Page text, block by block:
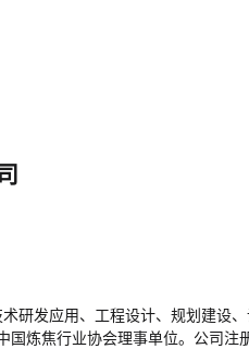
研发应用、工程设计、规划建设
炼焦行业协会理事单位。公司